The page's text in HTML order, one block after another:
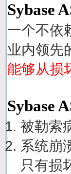
Sybase
一个不依
业内领先
能够从损
Sybase
被勒索
系统崩
只有损